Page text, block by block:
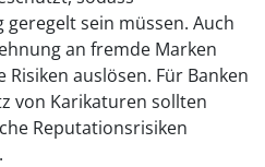
sein müssen. Auch
an fremde Marken
auslösen. Für Banken
von Karikaturen sollten
Reputationsrisiken